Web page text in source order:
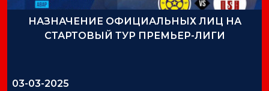
НАЗНАЧЕНИЕ ОФИЦИАЛЬНЫХ ЛИЦ НА
СТАРТОВЫЙ ТУР ПРЕМЬЕР-ЛИГИ
03-03-2025